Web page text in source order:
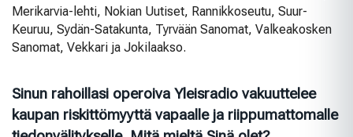
Merikarvia-lehti, Nokian Uutiset, Rannikkoseutu, Suur-
Keuruu, Sydän-Satakunta, Tyrvään Sanomat, Valkeakosken
Sanomat, Vekkari ja Jokilaakso.
Sinun rahoillasi operoiva Yleisradio vakuuttelee
kaupan riskittömyyttä vapaalle ja riippumattomalle